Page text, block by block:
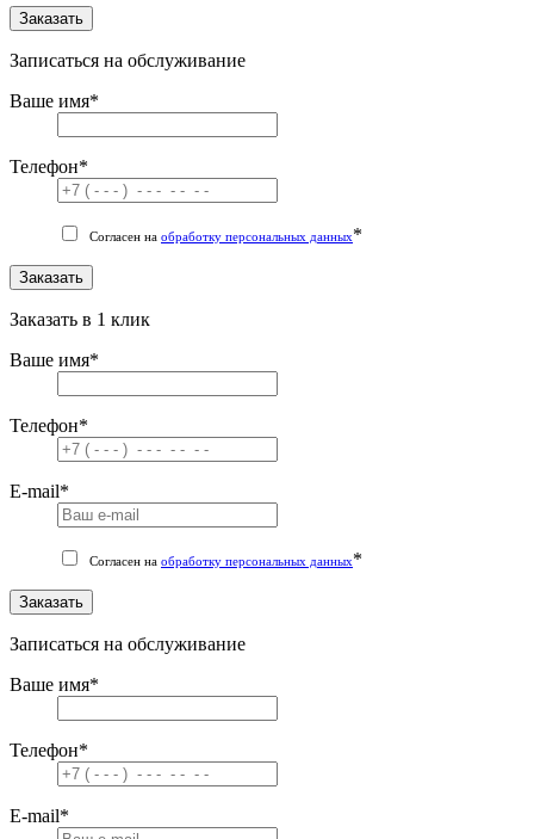
Заказать
Записаться на обслуживание
Ваше имя*
Телефон*
Согласен на обработку персональных данных*
Заказать
Заказать в 1 клик
Ваше имя*
Телефон*
E-mail*
Согласен на обработку персональных данных*
Заказать
Записаться на обслуживание
Ваше имя*
Телефон*
E-mail*